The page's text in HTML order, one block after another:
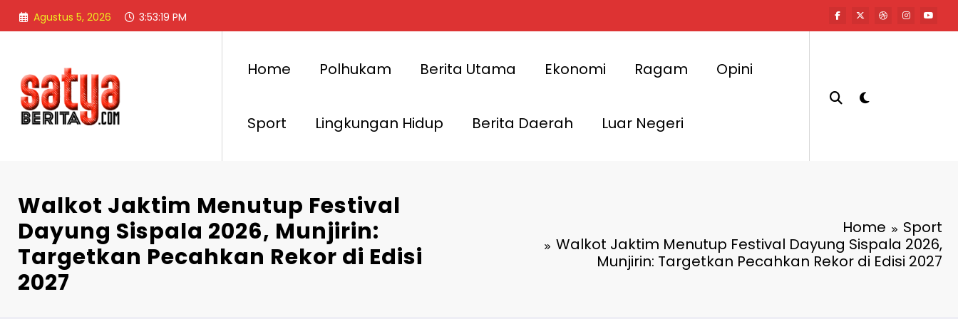
Skip
Agustus 5, 2026 3:53:20 PM
Home Polhukam Berita Utama Ekonomi Ragam Opini
Sport Lingkungan Hidup Berita Daerah Luar Negeri
Walkot Jaktim Menutup Festival
Dayung Sispala 2026, Munjirin:
Targetkan Pecahkan Rekor di Edisi
2027
Home
Sport
Walkot Jaktim Menutup Festival Dayung Sispala 2026,
Munjirin: Targetkan Pecahkan Rekor di Edisi 2027